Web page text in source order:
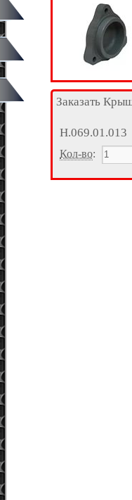
Заказать
Н.069.01.013
Кол-во: